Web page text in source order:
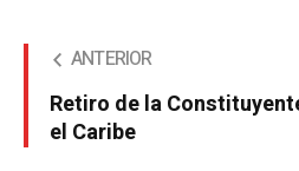
ANTERIOR
Retiro de la
el Caribe